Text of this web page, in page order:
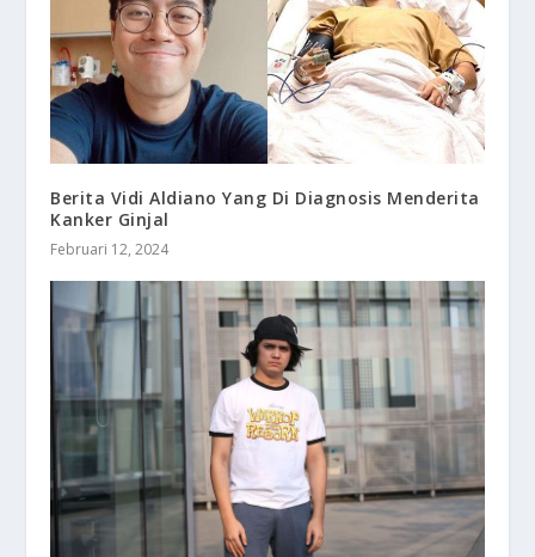
Berita Vidi Aldiano Yang Di Diagnosis Menderita
Kanker Ginjal
Februari 12, 2024